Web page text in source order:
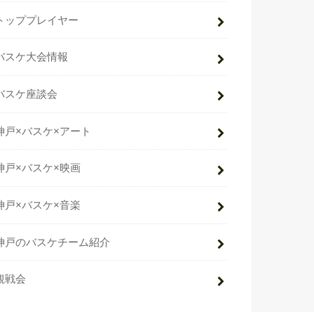
ッププレイヤー
スケ大会情報
スケ座談会
戸×バスケ×アート
戸×バスケ×映画
戸×バスケ×音楽
戸のバスケチーム紹介
戦会